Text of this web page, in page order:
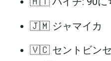
🇯🇲 ジャマイカ
🇻🇨 セントビンセ